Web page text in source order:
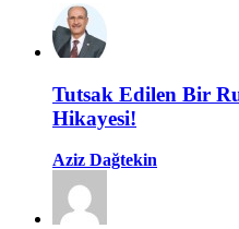
Tutsak Edilen Bir
Hikayesi!
Aziz Dağtekin